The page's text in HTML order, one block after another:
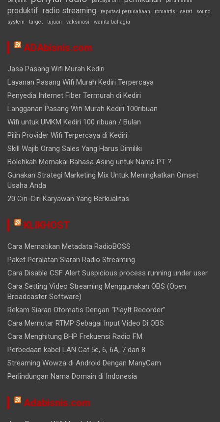
produktif radio streaming reputasi perusahaan romantis serat
sound
system
target tujuan vaksinasi wanita bahagia
ADAbisnis.com
Jasa Pasang Wifi Murah Kediri
Layanan Pasang Wifi Murah Kediri Terpercaya
Penyedia Internet Fiber Termurah di Kediri
Langganan Pasang Wifi Murah Kediri 100ribuan
Wifi untuk UMKM Kediri 100 ribuan / Bulan
Pilih Provider Wifi Terpercaya di Kediri
Skill Wajib Orang Sales Yang Harus Dimiliki
Bolehkah Memakai Bahasa Asing untuk Nama PT ?
Gunakan Strategi Marketing Mix Untuk Meningkatkan Omset
Usaha Anda
20 Ciri-Ciri Karyawan Yang Berkualitas
KLIKHOST
Cara Mematikan Metadata RadioBOSS
Paket Peralatan Siaran Radio Streaming
Cara Disable CSF Alert Suspicious process running under user
Cara Setting Video Streaming Menggunakan OBS (Open
Broadcaster Software)
Rekam Siaran Otomatis Dengan “PlayIt Recorder”
Cara Memutar RTMP Sebagai Input Video Di OBS
Cara Menghitung BHP Frekuensi Radio FM
Perbedaan kabel LAN Cat.5e, 6, 6A, 7 dan 8
Streaming Wowza di Android Dengan ManyCam
Perlindungan Nama Domain di Indonesia
Adabisnis.com